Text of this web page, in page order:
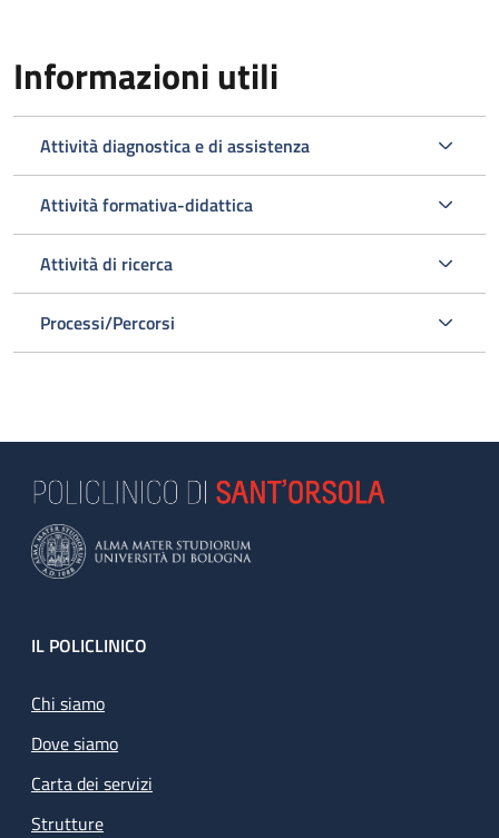
Informazioni utili
Attività diagnostica e di assistenza
Attività formativa-didattica
Attività di ricerca
Processi/Percorsi
Footer
IL POLICLINICO
Chi siamo
Dove siamo
Carta dei servizi
Strutture